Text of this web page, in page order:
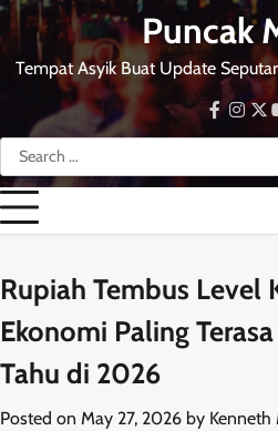
Skip
to
content
Puncak
Tempat Asyik Buat Update
Search
for:
Rupiah Tembus Level
Ekonomi Paling
Tahu di 2026
Posted on May 27, 2026 by Kenneth